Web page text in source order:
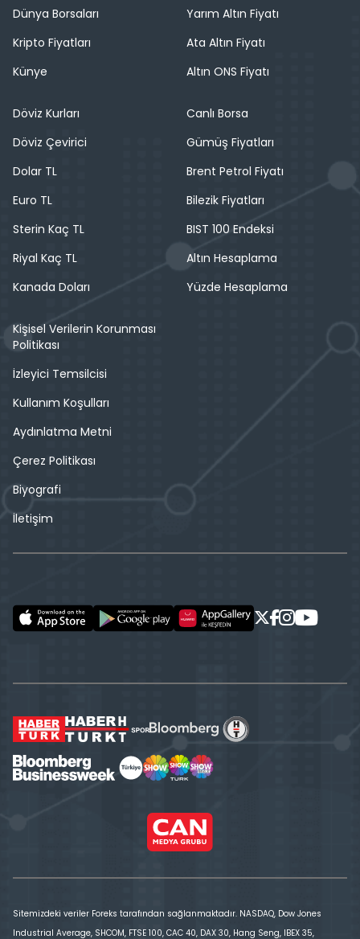
Dünya Borsaları
Kripto Fiyatları
Künye
Yarım Altın Fiyatı
Ata Altın Fiyatı
Altın ONS Fiyatı
Döviz Kurları
Döviz Çevirici
Dolar TL
Euro TL
Sterin Kaç TL
Riyal Kaç TL
Kanada Doları
Canlı Borsa
Gümüş Fiyatları
Brent Petrol Fiyatı
Bilezik Fiyatları
BIST 100 Endeksi
Altın Hesaplama
Yüzde Hesaplama
Kişisel Verilerin Korunması
Politikası
İzleyici Temsilcisi
Kullanım Koşulları
Aydınlatma Metni
Çerez Politikası
Biyografi
İletişim
Sitemizdeki veriler Foreks tarafından sağlanmaktadır. NASDAQ, Dow Jones
Industrial Average, SHCOM, FTSE 100, CAC 40, DAX 30, Hang Seng, IBEX 35,